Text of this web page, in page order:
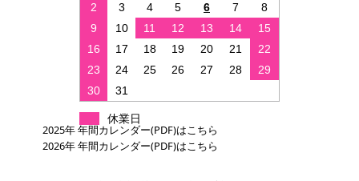
2
3 4 5 6 7
8
9
10 11 12 13 14
15
16
17 18 19 20 21
22
23
24 25 26 27 28
29
30
31
休業日
2025年 年間カレンダー(PDF)はこちら
2026年 年間カレンダー(PDF)はこちら